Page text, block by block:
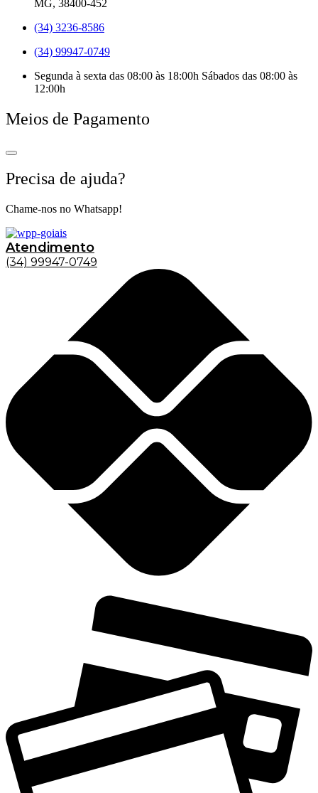
MG, 38400-452
(34) 3236-8586
(34) 99947-0749
Segunda à sexta das 08:00 às 18:00h Sábados das 08:00 às
12:00h
Meios de Pagamento
Precisa de ajuda?
Chame-nos no Whatsapp!
Atendimento
(34) 99947-0749